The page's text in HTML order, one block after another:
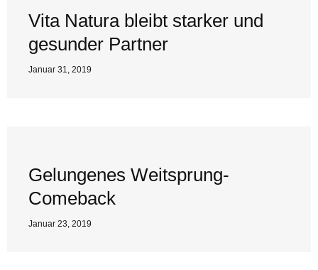
Vita Natura bleibt starker und
gesunder Partner
Januar 31, 2019
Gelungenes Weitsprung-
Comeback
Januar 23, 2019